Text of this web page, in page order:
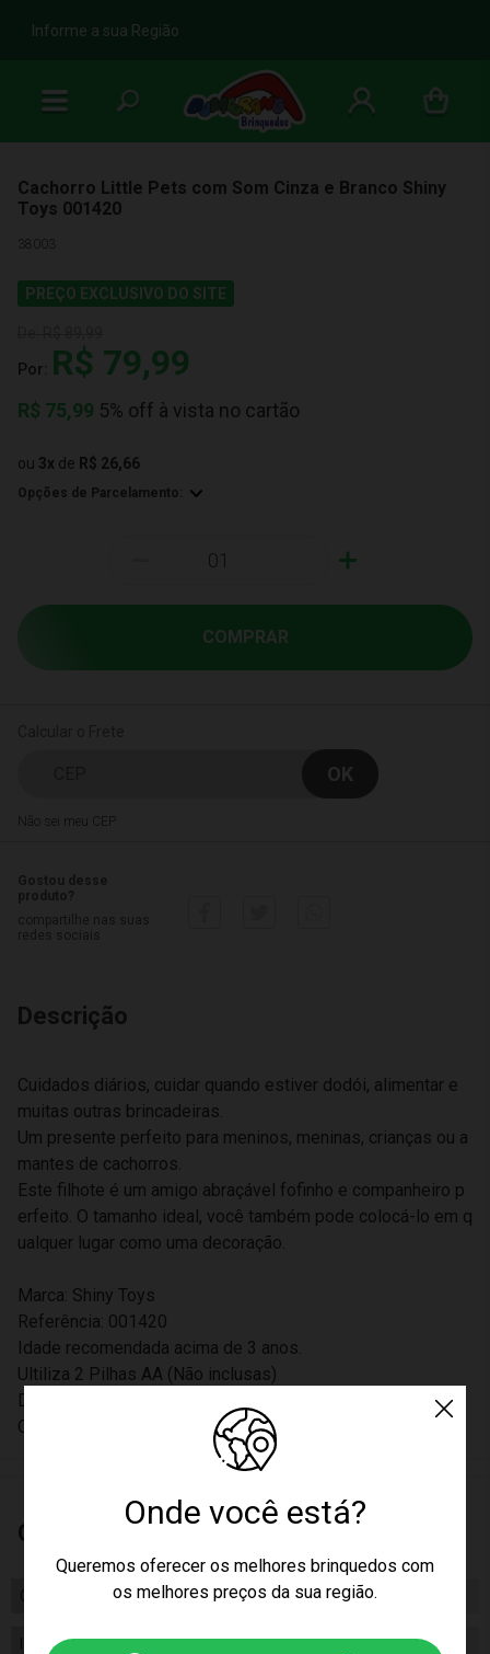
b
Informe a sua Região
Onde você está?
Queremos oferecer os melhores brinquedos com
os melhores preços da sua região.
Cachorro Little Pets com Som Cinza e Branco Shiny
Toys 001420
38003
PREÇO EXCLUSIVO DO SITE
Por: R$ 79,99
R$ 75,99 5% off à vista no cartão
ou 3x de R$ 26,66
Opções de Parcelamento:
+
COMPRAR
Não sei meu CEP
Descrição
Cuidados diários, cuidar quando estiver dodói, alimentar e
muitas outras brincadeiras.
Um presente perfeito para meninos, meninas, crianças ou a
mantes de cachorros.
Este filhote é um amigo abraçável fofinho e companheiro p
erfeito. O tamanho ideal, você também pode colocá-lo em q
ualquer lugar como uma decoração.
Marca: Shiny Toys
Referência: 001420
Idade recomendada acima de 3 anos.
Ultiliza 2 Pilhas AA (Não inclusas)
Dimensões do Produto na Embalagem: 18 x 14 x 18 cm
Certificado Inmetro: 009484/2023
Características
Certificado/ Selo Inmetro Inmetro: 009484/2023
Idade 03+